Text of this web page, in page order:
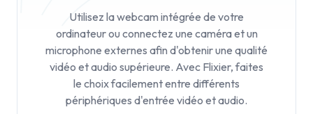
Utilisez la webcam intégrée de votre
ordinateur ou connectez une caméra et un
microphone externes afin d'obtenir une qualité
vidéo et audio supérieure. Avec Flixier, faites
le choix facilement entre différents
périphériques d'entrée vidéo et audio.